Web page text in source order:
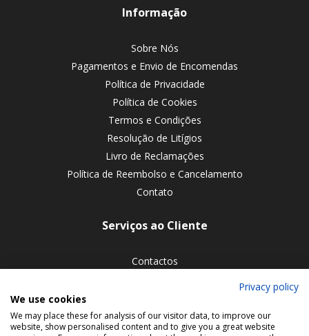
Informação
Sobre Nós
Pagamentos e Envio de Encomendas
Política de Privacidade
Política de Cookies
Termos e Condições
Resolução de Litígios
Livro de Reclamações
Política de Reembolso e Cancelamento
Contato
Serviços ao Cliente
Contactos
Siga-nos nas redes sociais
Privacy policy
We use cookies
We may place these for analysis of our visitor data, to improve our
website, show personalised content and to give you a great website